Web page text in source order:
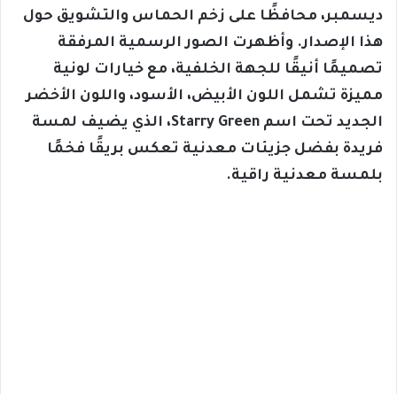
ديسمبر، محافظًا على زخم الحماس والتشويق حول
هذا الإصدار. وأظهرت الصور الرسمية المرفقة
تصميمًا أنيقًا للجهة الخلفية، مع خيارات لونية
مميزة تشمل اللون الأبيض، الأسود، واللون الأخضر
الجديد تحت اسم Starry Green، الذي يضيف لمسة
فريدة بفضل جزيئات معدنية تعكس بريقًا فخمًا
بلمسة معدنية راقية.